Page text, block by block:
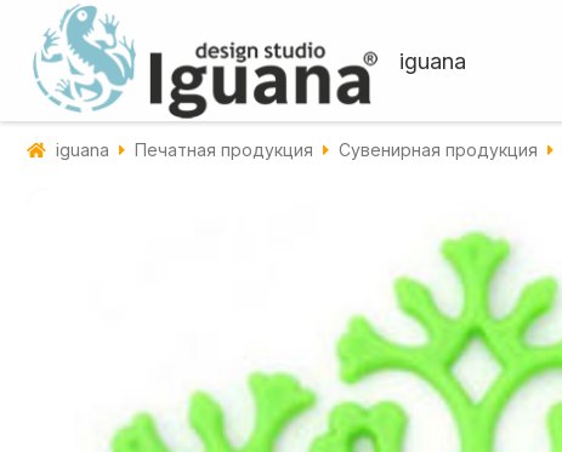
iguana
iguana Печатная продукция Сувенирная продукция